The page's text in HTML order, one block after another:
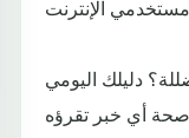
دليلك اليومي
صحة أي خبر تقرؤه